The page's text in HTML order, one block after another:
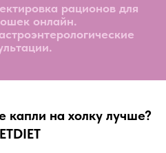
рационов для
онлайн.
капли на холку лучше?